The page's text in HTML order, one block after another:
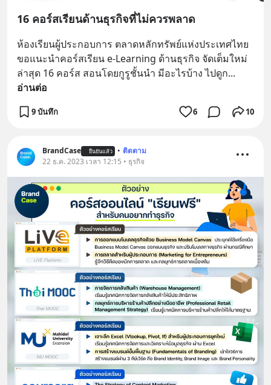
16 คอร์สเรียนด้านธุรกิจที่ไม่ควรพลาด
ห้องเรียนผู้ประกอบการ ตลาดหลักทรัพย์แห่งประเทศไทย
ขอแนะนำคอร์สเรียน e-Learning ด้านธุรกิจ จัดเต็มใหม่
ล่าสุด 16 คอร์ส สอนโดยกูรูชั้นนำ มีอะไรบ้าง ไปดูก
อ่านต่อ
9 บันทึก 6 10
BrandCase ยืนยันแล้ว • ติดตาม
22 ธ.ค. 2023 เวลา 12:15 • ธุรกิจ